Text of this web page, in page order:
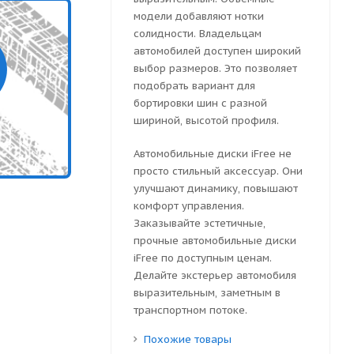
модели добавляют нотки
солидности. Владельцам
автомобилей доступен широкий
выбор размеров. Это позволяет
подобрать вариант для
бортировки шин с разной
шириной, высотой профиля.
Автомобильные диски iFree не
просто стильный аксессуар. Они
улучшают динамику, повышают
комфорт управления.
Заказывайте эстетичные,
прочные автомобильные диски
iFree по доступным ценам.
Делайте экстерьер автомобиля
выразительным, заметным в
транспортном потоке.
Похожие товары